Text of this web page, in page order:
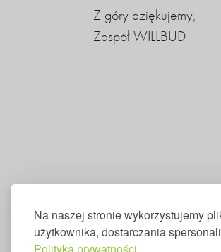
Na naszej stronie wykorzystujemy
użytkownika, dostarczania
Z góry dziękujemy,
Zespół WILLBUD